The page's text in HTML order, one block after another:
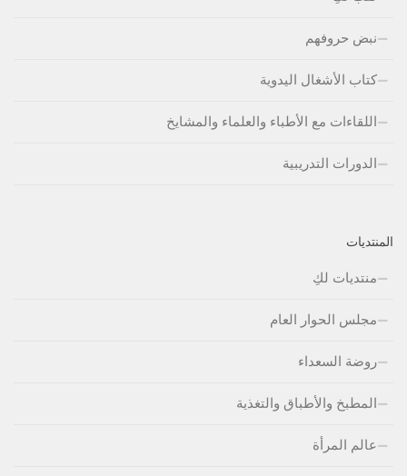
نبض حروفهم
كتاب الأشغال اليدوية
اللقاءات مع الأطباء والعلماء والمشايخ
الدورات التدريبية
المنتديات
منتديات لكِ
مجلس الحوار العام
روضة السعداء
المطبخ والأطباق والتغذية
عالم المرأة